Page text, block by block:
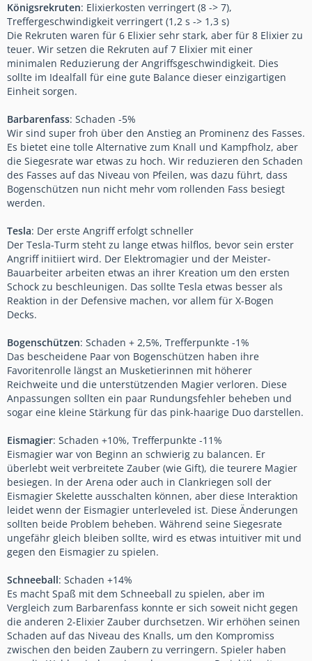
Königsrekruten: Elixierkosten verringert (8 -> 7),
Treffergeschwindigkeit verringert (1,2 s -> 1,3 s)
Die Rekruten waren für 6 Elixier sehr stark, aber für 8 Elixier zu
teuer. Wir setzen die Rekruten auf 7 Elixier mit einer
minimalen Reduzierung der Angriffsgeschwindigkeit. Dies
sollte im Idealfall für eine gute Balance dieser einzigartigen
Einheit sorgen.
Barbarenfass: Schaden -5%
Wir sind super froh über den Anstieg an Prominenz des Fasses.
Es bietet eine tolle Alternative zum Knall und Kampfholz, aber
die Siegesrate war etwas zu hoch. Wir reduzieren den Schaden
des Fasses auf das Niveau von Pfeilen, was dazu führt, dass
Bogenschützen nun nicht mehr vom rollenden Fass besiegt
werden.
Tesla: Der erste Angriff erfolgt schneller
Der Tesla-Turm steht zu lange etwas hilflos, bevor sein erster
Angriff initiiert wird. Der Elektromagier und der Meister-
Bauarbeiter arbeiten etwas an ihrer Kreation um den ersten
Schock zu beschleunigen. Das sollte Tesla etwas besser als
Reaktion in der Defensive machen, vor allem für X-Bogen
Decks.
Bogenschützen: Schaden + 2,5%, Trefferpunkte -1%
Das bescheidene Paar von Bogenschützen haben ihre
Favoritenrolle längst an Musketierinnen mit höherer
Reichweite und die unterstützenden Magier verloren. Diese
Anpassungen sollten ein paar Rundungsfehler beheben und
sogar eine kleine Stärkung für das pink-haarige Duo darstellen.
Eismagier: Schaden +10%, Trefferpunkte -11%
Eismagier war von Beginn an schwierig zu balancen. Er
überlebt weit verbreitete Zauber (wie Gift), die teurere Magier
besiegen. In der Arena oder auch in Clankriegen soll der
Eismagier Skelette ausschalten können, aber diese Interaktion
leidet wenn der Eismagier unterleveled ist. Diese Änderungen
sollten beide Problem beheben. Während seine Siegesrate
ungefähr gleich bleiben sollte, wird es etwas intuitiver mit und
gegen den Eismagier zu spielen.
Schneeball: Schaden +14%
Es macht Spaß mit dem Schneeball zu spielen, aber im
Vergleich zum Barbarenfass konnte er sich soweit nicht gegen
die anderen 2-Elixier Zauber durchsetzen. Wir erhöhen seinen
Schaden auf das Niveau des Knalls, um den Kompromiss
zwischen den beiden Zaubern zu verringern. Spieler haben